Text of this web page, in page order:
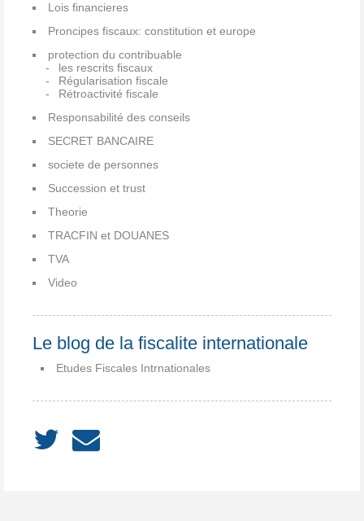
Lois financieres
Proncipes fiscaux: constitution et europe
protection du contribuable
les rescrits fiscaux
Régularisation fiscale
Rétroactivité fiscale
Responsabilité des conseils
SECRET BANCAIRE
societe de personnes
Succession et trust
Theorie
TRACFIN et DOUANES
TVA
Video
Le blog de la fiscalite internationale
Etudes Fiscales Intrnationales